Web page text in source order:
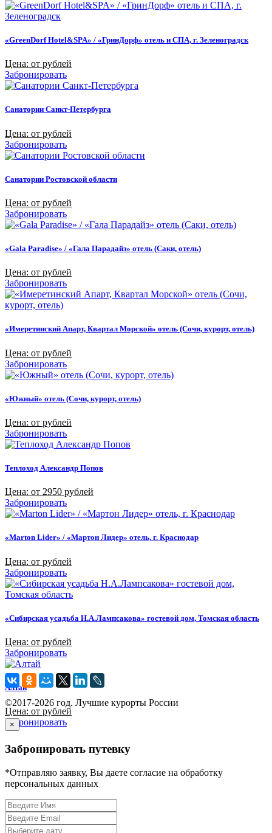
«GreenDorf Hotel&SPA» / «ГринДорф» отель и СПА, г. Зеленоградск
Цена: от рублей
Забронировать
Санатории Санкт-Петербурга
Цена: от рублей
Забронировать
Санатории Ростовской области
Цена: от рублей
Забронировать
«Gala Paradise» / «Гала Парадайз» отель (Саки, отель)
Цена: от рублей
Забронировать
«Имеретинский Апарт, Квартал Морской» отель (Сочи, курорт, отель)
Цена: от рублей
Забронировать
«Южный» отель (Сочи, курорт, отель)
Цена: от рублей
Забронировать
Теплоход Александр Попов
Цена: от 2950 рублей
Забронировать
«Marton Lider» / «Мартон Лидер» отель, г. Краснодар
Цена: от рублей
Забронировать
«Сибирская усадьба Н.А.Лампсакова» гостевой дом, Томская область
Цена: от рублей
Забронировать
Алтай
Цена: от рублей
Забронировать
©2017-2026 год. Лучшие курорты России
×
Забронировать путевку
*Отправляю заявку, Вы даете согласие на обработку
персональных данных